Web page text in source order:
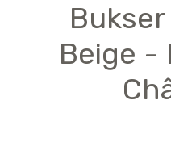
Beige -